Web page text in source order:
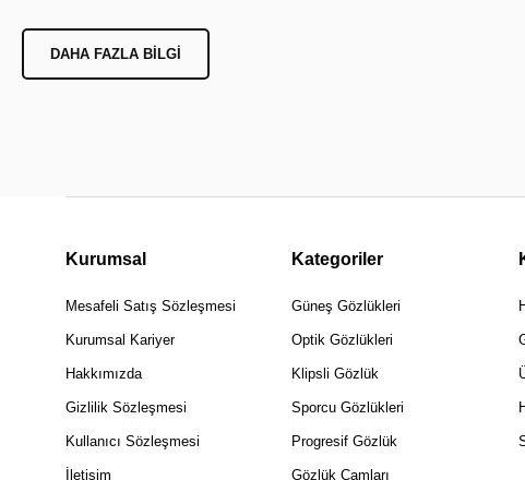
DAHA FAZLA BILGI
Kurumsal
Mesafeli Satış Sözleşmesi
Kurumsal Kariyer
Hakkımızda
Gizlilik Sözleşmesi
Kullanıcı Sözleşmesi
İletişim
Kategoriler
Güneş Gözlükleri
Optik Gözlükleri
Klipsli Gözlük
Sporcu Gözlükleri
Progresif Gözlük
Gözlük Camları